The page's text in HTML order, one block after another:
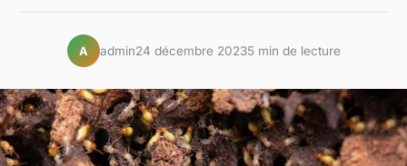
A admin24 décembre 20235 min de lecture